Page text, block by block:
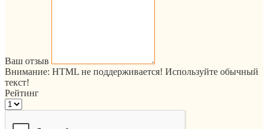
Ваш отзыв
Внимание: HTML не поддерживается! Используйте обычный
текст!
Рейтинг